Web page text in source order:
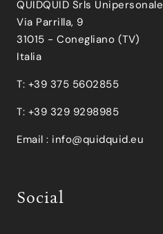
QUIDQUID Srls Unipersonale
Via Parrilla, 9
31015 - Conegliano (TV)
Italia
T: +39 375 5602855
T: +39 329 9298985
Email : info@quidquid.eu
Social